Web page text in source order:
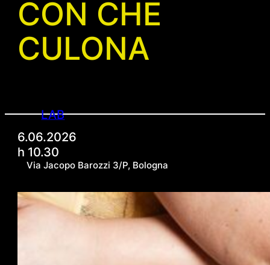
LAB
6.06.2026
h 10.30
Via Jacopo Barozzi 3/P, Bologna
CON CHE
CULONA